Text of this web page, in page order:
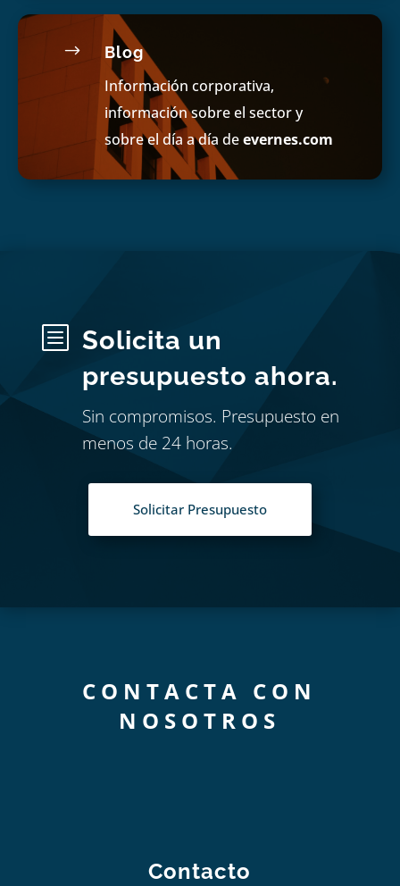
$ Blog
Información corporativa,
información sobre el sector y
sobre el día a día deevernes.com
b
Solicita un
presupuesto ahora.
Sin compromisos. Presupuesto en
menos de 24 horas.
Solicitar Presupuesto
CONTACTA CON
NOSOTROS
Contacto